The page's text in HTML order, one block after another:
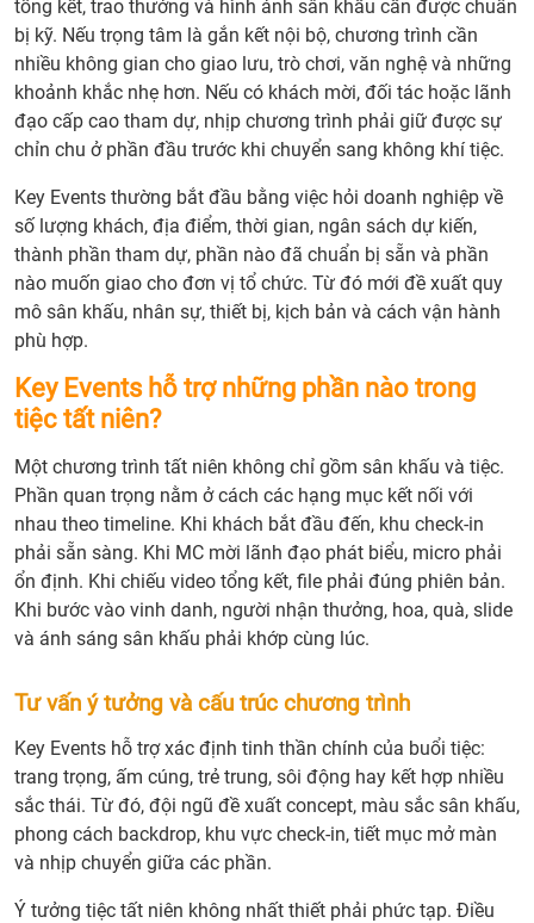
tổng kết, trao thưởng và hình ảnh sân khấu cần được chuẩn
bị kỹ. Nếu trọng tâm là gắn kết nội bộ, chương trình cần
nhiều không gian cho giao lưu, trò chơi, văn nghệ và những
khoảnh khắc nhẹ hơn. Nếu có khách mời, đối tác hoặc lãnh
đạo cấp cao tham dự, nhịp chương trình phải giữ được sự
chỉn chu ở phần đầu trước khi chuyển sang không khí tiệc.
Key Events thường bắt đầu bằng việc hỏi doanh nghiệp về
số lượng khách, địa điểm, thời gian, ngân sách dự kiến,
thành phần tham dự, phần nào đã chuẩn bị sẵn và phần
nào muốn giao cho đơn vị tổ chức. Từ đó mới đề xuất quy
mô sân khấu, nhân sự, thiết bị, kịch bản và cách vận hành
phù hợp.
Key Events hỗ trợ những phần nào trong
tiệc tất niên?
Một chương trình tất niên không chỉ gồm sân khấu và tiệc.
Phần quan trọng nằm ở cách các hạng mục kết nối với
nhau theo timeline. Khi khách bắt đầu đến, khu check-in
phải sẵn sàng. Khi MC mời lãnh đạo phát biểu, micro phải
ổn định. Khi chiếu video tổng kết, file phải đúng phiên bản.
Khi bước vào vinh danh, người nhận thưởng, hoa, quà, slide
và ánh sáng sân khấu phải khớp cùng lúc.
Tư vấn ý tưởng và cấu trúc chương trình
Key Events hỗ trợ xác định tinh thần chính của buổi tiệc:
trang trọng, ấm cúng, trẻ trung, sôi động hay kết hợp nhiều
sắc thái. Từ đó, đội ngũ đề xuất concept, màu sắc sân khấu,
phong cách backdrop, khu vực check-in, tiết mục mở màn
và nhịp chuyển giữa các phần.
Ý tưởng tiệc tất niên không nhất thiết phải phức tạp. Điều